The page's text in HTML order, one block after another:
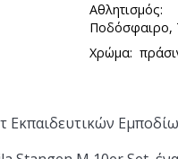
Αθλητισμός:
Ποδόσφαιρο,
Χρώμα:
Εκπαιδευτικών